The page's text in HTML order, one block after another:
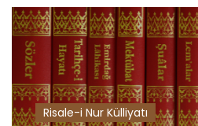
Risale-i Nur Külliyatı